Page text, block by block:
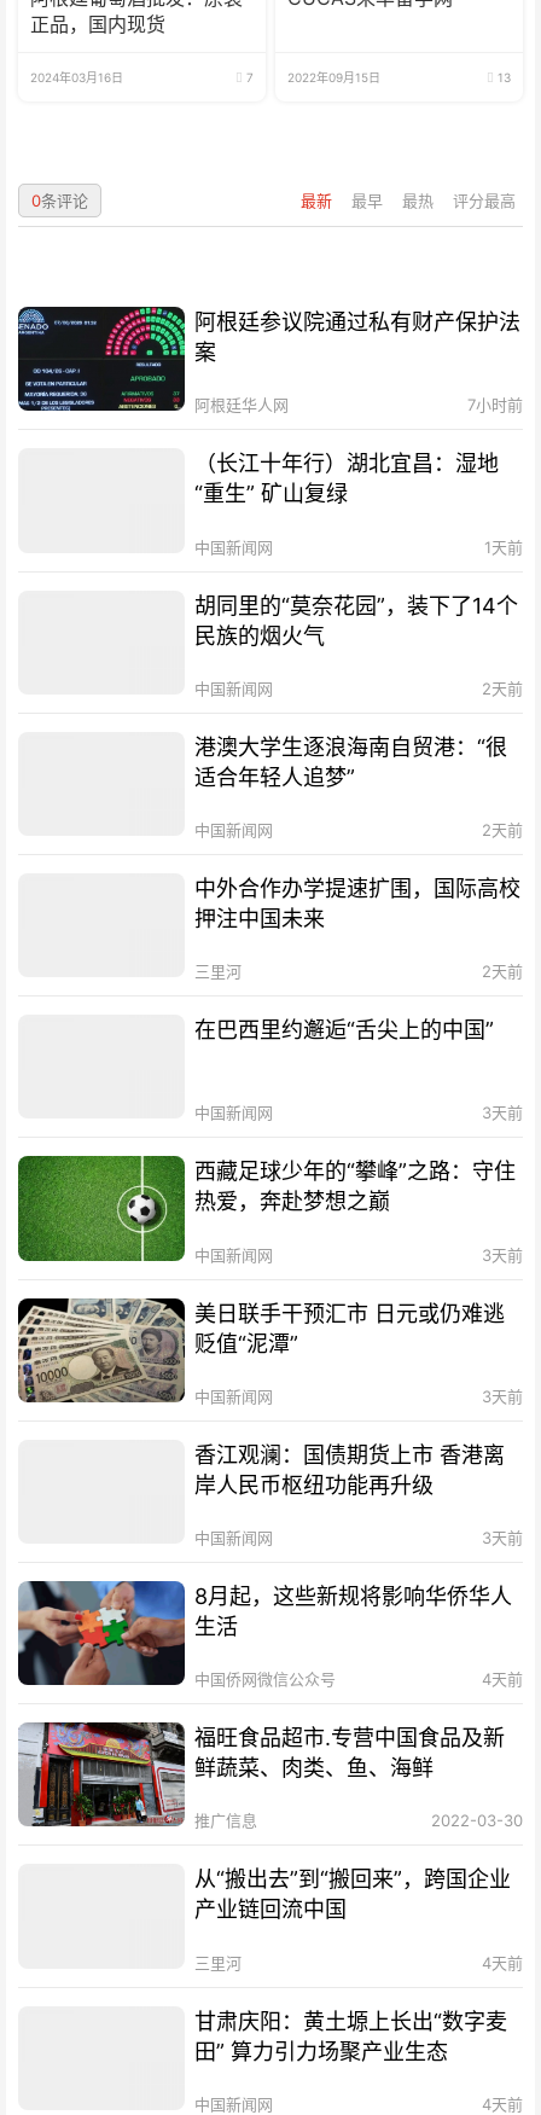
正品，国内现货
2024年03月16日 7 2022年09月15日 13
最新 最早 最热 评分最高
0条评论
阿根廷参议院通过私有财产保护法
案
阿根廷华人网 7小时前
（长江十年行）湖北宜昌：湿地
“重生” 矿山复绿
中国新闻网 1天前
胡同里的“莫奈花园”，装下了14个
民族的烟火气
中国新闻网 2天前
港澳大学生逐浪海南自贸港：“很
适合年轻人追梦”
中国新闻网 2天前
中外合作办学提速扩围，国际高校
押注中国未来
三里河 2天前
在巴西里约邂逅“舌尖上的中国”
中国新闻网 3天前
西藏足球少年的“攀峰”之路：守住
热爱，奔赴梦想之巅
中国新闻网 3天前
美日联手干预汇市 日元或仍难逃
贬值“泥潭”
中国新闻网 3天前
香江观澜：国债期货上市 香港离
岸人民币枢纽功能再升级
中国新闻网 3天前
8月起，这些新规将影响华侨华人
生活
中国侨网微信公众号 4天前
福旺食品超市.专营中国食品及新
鲜蔬菜、肉类、鱼、海鲜
推广信息 2022-03-30
从“搬出去”到“搬回来”，跨国企业
产业链回流中国
三里河 4天前
甘肃庆阳：黄土塬上长出“数字麦
田” 算力引力场聚产业生态
中国新闻网 4天前